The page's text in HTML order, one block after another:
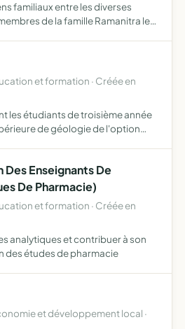
familiaux entre les diverses
de la famille Ramanitra le
et formation · Créée en
les étudiants de troisième année
de géologie de l'option
Enseignants De
De Pharmacie)
et formation · Créée en
analytiques et contribuer à son
des études de pharmacie
et développement local ·